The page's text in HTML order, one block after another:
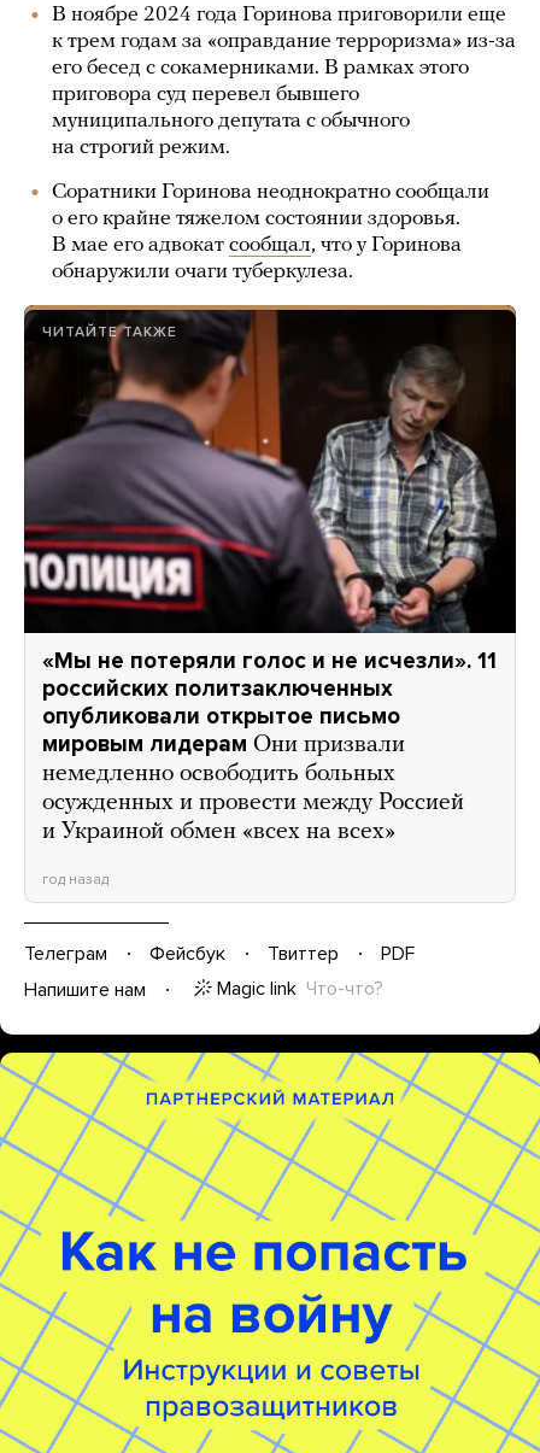
В ноябре 2024 года Горинова приговорили еще
к трем годам за «оправдание терроризма» из-за
его бесед с сокамерниками. В рамках этого
приговора суд перевел бывшего
муниципального депутата с обычного
на строгий режим.
Соратники Горинова неоднократно сообщали
о его крайне тяжелом состоянии здоровья.
В мае его адвокат сообщал, что у Горинова
обнаружили очаги туберкулеза.
ЧИТАЙТЕ ТАКЖЕ
«Мы не потеряли голос и не исчезли». 11
российских политзаключенных
опубликовали открытое письмо
мировым лидерам Они призвали
немедленно освободить больных
осужденных и провести между Россией
и Украиной обмен «всех на всех»
год назад
Телеграм Фейсбук Твиттер
PDF
Напишите нам
Magic link Что-что?